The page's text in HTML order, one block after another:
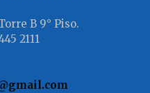
B 9° Piso.
2111